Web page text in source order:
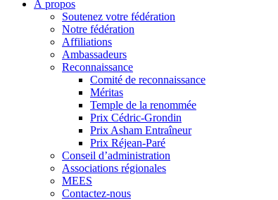
À propos
Soutenez votre fédération
Notre fédération
Affiliations
Ambassadeurs
Reconnaissance
Comité de reconnaissance
Méritas
Temple de la renommée
Prix Cédric-Grondin
Prix Asham Entraîneur
Prix Réjean-Paré
Conseil d’administration
Associations régionales
MEES
Contactez-nous